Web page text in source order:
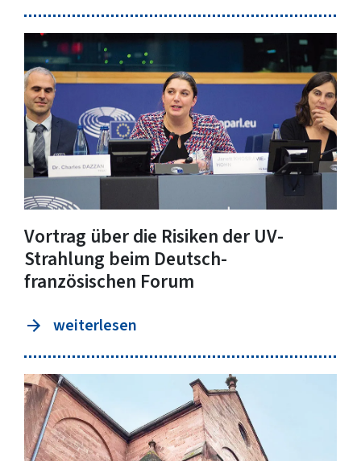
Vortrag über die Risiken der UV-
Strahlung beim Deutsch-
französischen Forum
weiterlesen